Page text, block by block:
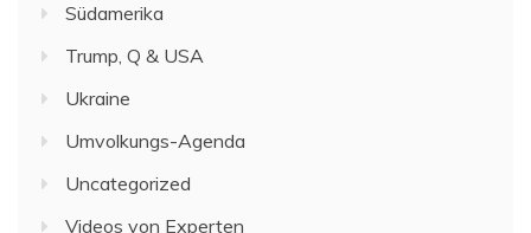
Südamerika
Trump, Q & USA
Ukraine
Umvolkungs-Agenda
Uncategorized
Videos von Experten